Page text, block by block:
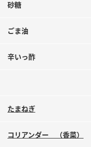
砂糖
ごま油
辛いっ酢
たまねぎ
コリアンダー （香菜）